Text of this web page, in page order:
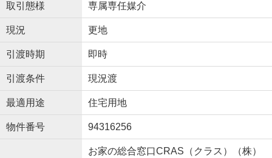
取引態様 専属専任媒介
現況 更地
引渡時期 即時
引渡条件 現況渡
最適用途 住宅用地
物件番号 94316256
お家の総合窓口CRAS（クラス）（株）